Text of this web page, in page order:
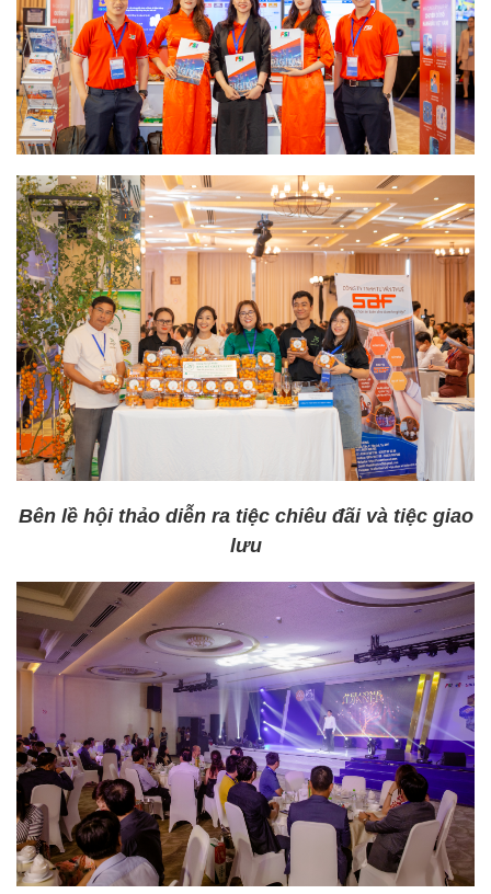
Bên lề hội thảo diễn ra tiệc chiêu đãi và tiệc giao
lưu